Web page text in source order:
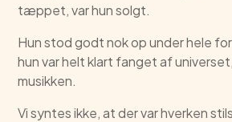
tæppet, var hun solgt.
Hun stod godt nok op under hele
hun var helt klart fanget af
musikken.
Vi syntes ikke, at der var hverken